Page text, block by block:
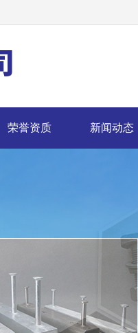
荣誉资质 新闻动态